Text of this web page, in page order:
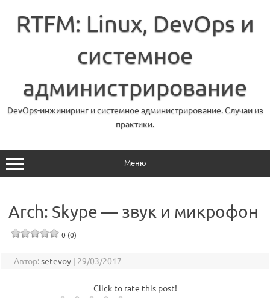
содержимому
RTFM: Linux, DevOps и
системное
администрирование
DevOps-инжиниринг и системное администрирование. Случаи из
практики.
Меню
Arch: Skype — звук и микрофон
0 (0)
Автор:setevoy | 29/03/2017
Click to rate this post!